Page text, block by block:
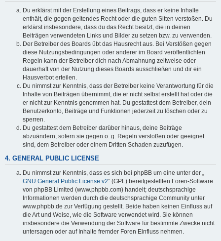
Du erklärst mit der Erstellung eines Beitrags, dass er keine Inhalte
enthält, die gegen geltendes Recht oder die guten Sitten verstoßen. Du
erklärst insbesondere, dass du das Recht besitzt, die in deinen
Beiträgen verwendeten Links und Bilder zu setzen bzw. zu verwenden.
Der Betreiber des Boards übt das Hausrecht aus. Bei Verstößen gegen
diese Nutzungsbedingungen oder anderer im Board veröffentlichten
Regeln kann der Betreiber dich nach Abmahnung zeitweise oder
dauerhaft von der Nutzung dieses Boards ausschließen und dir ein
Hausverbot erteilen.
Du nimmst zur Kenntnis, dass der Betreiber keine Verantwortung für die
Inhalte von Beiträgen übernimmt, die er nicht selbst erstellt hat oder die
er nicht zur Kenntnis genommen hat. Du gestattest dem Betreiber, dein
Benutzerkonto, Beiträge und Funktionen jederzeit zu löschen oder zu
sperren.
Du gestattest dem Betreiber darüber hinaus, deine Beiträge
abzuändern, sofern sie gegen o. g. Regeln verstoßen oder geeignet
sind, dem Betreiber oder einem Dritten Schaden zuzufügen.
4. GENERAL PUBLIC LICENSE
Du nimmst zur Kenntnis, dass es sich bei phpBB um eine unter der „
GNU General Public License v2“ (GPL) bereitgestellten Foren-Software
von phpBB Limited (www.phpbb.com) handelt; deutschsprachige
Informationen werden durch die deutschsprachige Community unter
www.phpbb.de zur Verfügung gestellt. Beide haben keinen Einfluss auf
die Art und Weise, wie die Software verwendet wird. Sie können
insbesondere die Verwendung der Software für bestimmte Zwecke nicht
untersagen oder auf Inhalte fremder Foren Einfluss nehmen.